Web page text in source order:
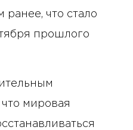
ранее, что стало
прошлого
что мировая